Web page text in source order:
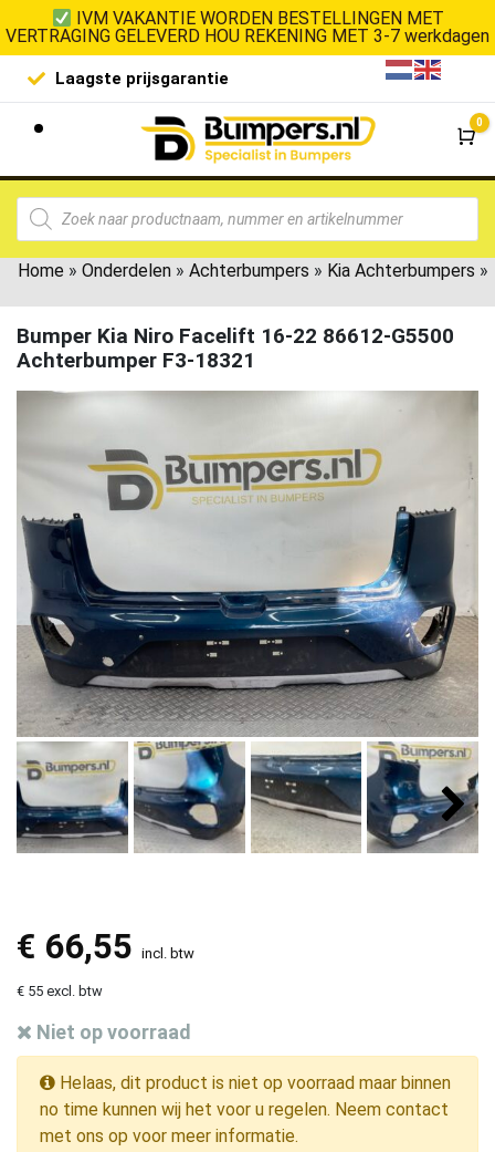
IVM VAKANTIE WORDEN BESTELLINGEN MET
VERTRAGING GELEVERD HOU REKENING MET 3-7 werkdagen
Laagste prijsgarantie De
0
Home » Onderdelen » Achterbumpers » Kia Achterbumpers »
Bumper Kia Niro Facelift 16-22 86612-G5500
Achterbumper F3-18321
€ 66,55 incl. btw
€ 55 excl. btw
Niet op voorraad
Helaas, dit product is niet op voorraad maar binnen
no time kunnen wij het voor u regelen. Neem contact
met ons op voor meer informatie.